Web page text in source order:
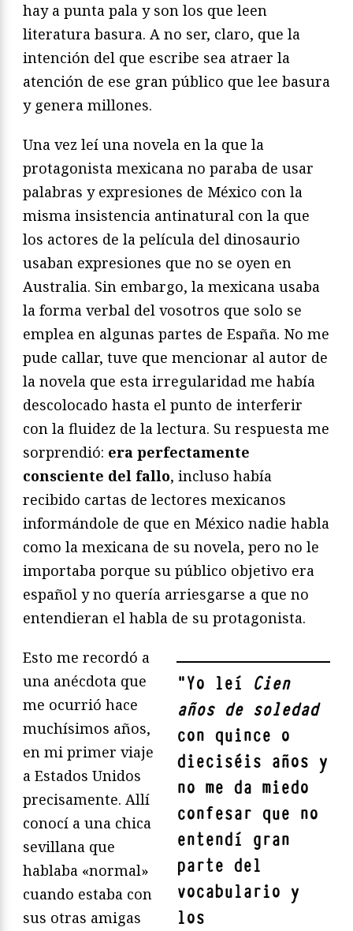
hay a punta pala y son los que leen
literatura basura. A no ser, claro, que la
intención del que escribe sea atraer la
atención de ese gran público que lee basura
y genera millones.
Una vez leí una novela en la que la
protagonista mexicana no paraba de usar
palabras y expresiones de México con la
misma insistencia antinatural con la que
los actores de la película del dinosaurio
usaban expresiones que no se oyen en
Australia. Sin embargo, la mexicana usaba
la forma verbal del vosotros que solo se
emplea en algunas partes de España. No me
pude callar, tuve que mencionar al autor de
la novela que esta irregularidad me había
descolocado hasta el punto de interferir
con la fluidez de la lectura. Su respuesta me
sorprendió: era perfectamente
consciente del fallo, incluso había
recibido cartas de lectores mexicanos
informándole de que en México nadie habla
como la mexicana de su novela, pero no le
importaba porque su público objetivo era
español y no quería arriesgarse a que no
entendieran el habla de su protagonista.
"Yo leí Cien
años de soledad
con quince o
dieciséis años y
no me da miedo
confesar que no
entendí gran
parte del
vocabulario y
los
Esto me recordó a
una anécdota que
me ocurrió hace
muchísimos años,
en mi primer viaje
a Estados Unidos
precisamente. Allí
conocí a una chica
sevillana que
hablaba «normal»
cuando estaba con
sus otras amigas